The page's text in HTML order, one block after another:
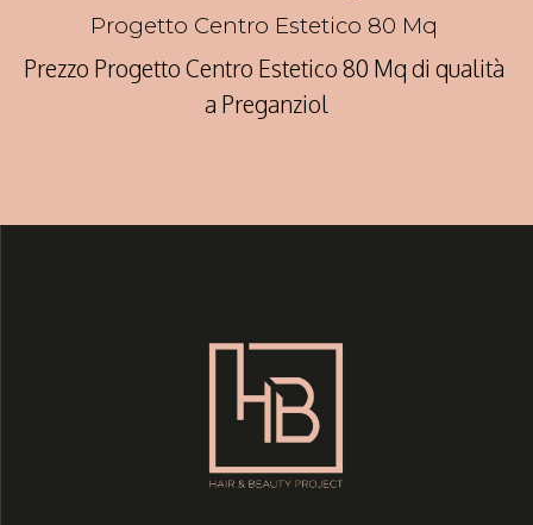
Progetto Centro Estetico 80 Mq
Prezzo Progetto Centro Estetico 80 Mq di qualità
a Preganziol